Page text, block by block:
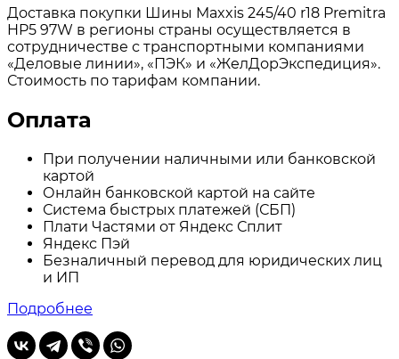
Доставка покупки Шины Maxxis 245/40 r18 Premitra
HP5 97W в регионы страны осуществляется в
сотрудничестве с транспортными компаниями
«Деловые линии», «ПЭК» и «ЖелДорЭкспедиция».
Стоимость по тарифам компании.
Оплата
При получении наличными или банковской
картой
Онлайн банковской картой на сайте
Система быстрых платежей (СБП)
Плати Частями от Яндекс Сплит
Яндекс Пэй
Безналичный перевод для юридических лиц
и ИП
Подробнее